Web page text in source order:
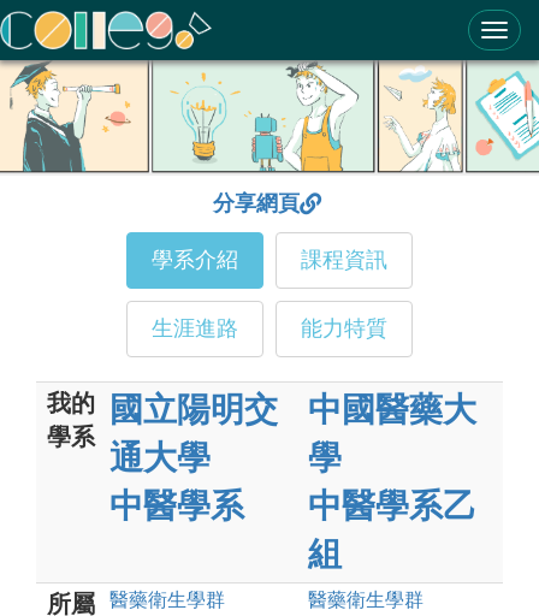
ColleGo! 大學選才與高中育才輔助系統
分享網頁
學系介紹 課程資訊
生涯進路 能力特質
我的
學系
國立陽明交
通大學
中醫學系
中國醫藥大
學
中醫學系乙
組
所屬
醫藥衛生學群
醫藥衛生學群